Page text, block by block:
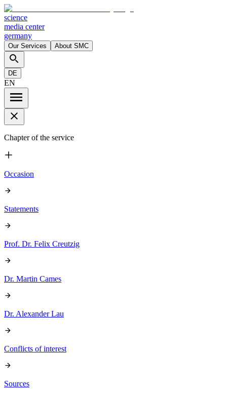
science
media center
germany
Our Services About SMC
DE
EN
Chapter of the service
Occasion
Statements
Prof. Dr. Felix Creutzig
Dr. Martin Cames
Dr. Alexander Lau
Conflicts of interest
Sources